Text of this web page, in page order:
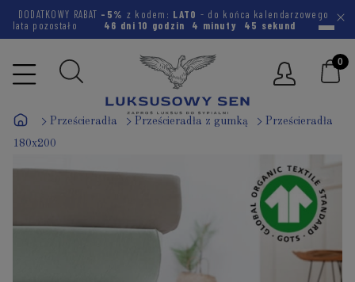
DODATKOWY RABAT -5% z kodem: LATO - do końca kalendarzowego
lata pozostało
46 dni 10 godzin 4 minuty 45 sekund
Prześcieradła Prześcieradła z gumką Prześcieradła
180x200